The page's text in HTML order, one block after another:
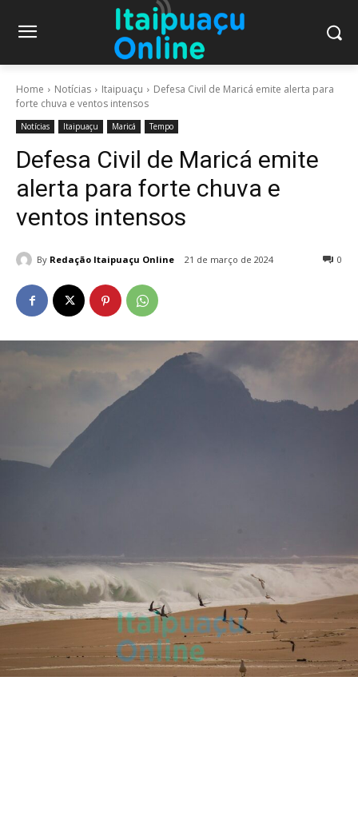
Home Notícias Itaipuaçu
Defesa Civil de Maricá emite alerta para
forte chuva e ventos intensos
Notícias Itaipuaçu Maricá Tempo
Defesa Civil de Maricá emite
alerta para forte chuva e
ventos intensos
By Redação Itaipuaçu Online 21 de março de 2024 0